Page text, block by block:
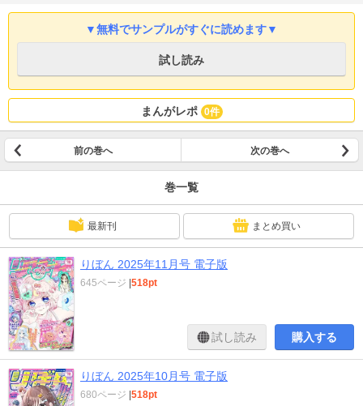
コミカライズ！ 森乃なっぱ 原作：麻井深雪「霧島くんは普通じゃない」
★人気上昇中♪ 天使界隈学園すとーりー こきち「えんじぇるめいと」 ★と
きめきの運動部ラブストーリー！ 木下ほのか「翔けて春風」
▼無料でサンプルがすぐに読めます▼
試し読み
まんがレポ 0件
前の巻へ 次の巻へ
巻一覧
最新刊 まとめ買い
りぼん 2025年11月号 電子版
645ページ |518pt
試し読み 購入する
りぼん 2025年10月号 電子版
680ページ |518pt